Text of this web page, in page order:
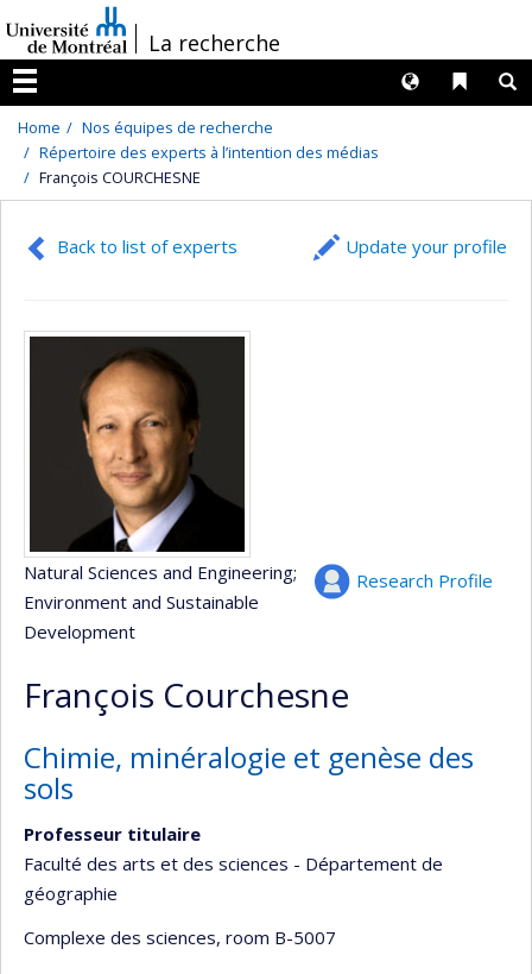
au
contenu
/La recherche
Menu
Liens
Langues
Home
Nos équipes de recherche
Répertoire des experts à l’intention des médias
François COURCHESNE
Back to list of experts Update your profile
Research Profile
Natural Sciences and Engineering;
Environment and Sustainable
Development
François Courchesne
Chimie, minéralogie et genèse des
sols
Professeur titulaire
Faculté des arts et des sciences - Département de
géographie
Complexe des sciences, room B-5007